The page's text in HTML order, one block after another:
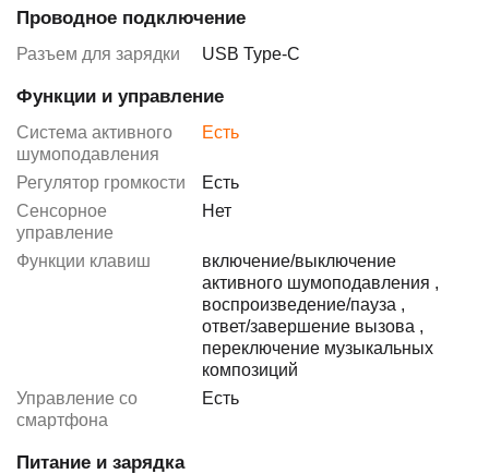
Проводное подключение
Разъем для зарядки USB Type-C
Функции и управление
Система активного
шумоподавления
Есть
Регулятор громкости
Есть
Сенсорное
управление
Нет
Функции клавиш
включение/выключение
активного шумоподавления ,
воспроизведение/пауза ,
ответ/завершение вызова ,
переключение музыкальных
композиций
Управление со
смартфона
Есть
Питание и зарядка